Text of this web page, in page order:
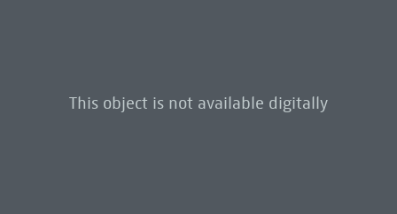
This object is not available digitally